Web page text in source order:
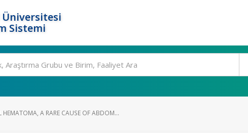
Sistemi
HEMATOMA, A RARE CAUSE OF ABDOM...